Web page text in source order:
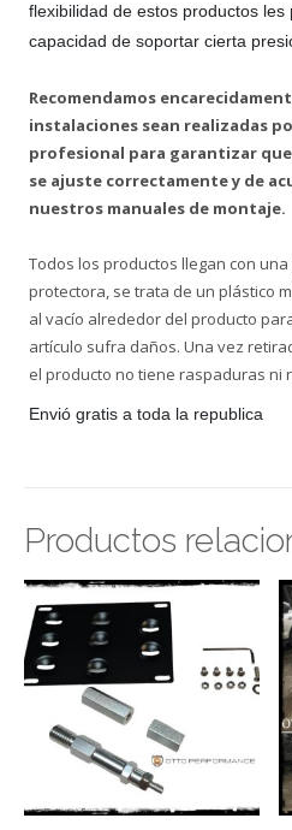
flexibilidad de estos productos les
capacidad de soportar cierta
Recomendamos
instalaciones sean realizadas
profesional para garantizar
se ajuste correctamente y de
nuestros manuales de montaje.
Todos los productos llegan con una
protectora, se trata de un plástico
al vacío alrededor del producto
artículo sufra daños. Una vez
el producto no tiene raspaduras ni
Envió gratis a toda la republica
Productos